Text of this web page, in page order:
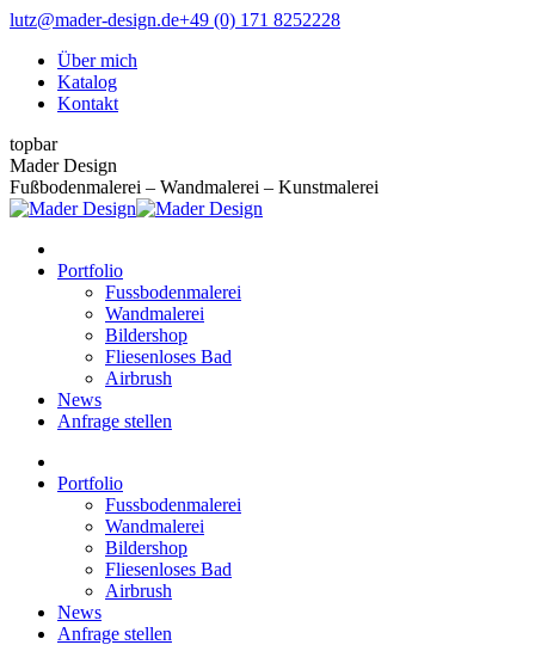
Zum
springen
lutz@mader-design.de+49 (0) 171 8252228
Über mich
Katalog
Kontakt
topbar
Instagram
page
opens
new
window
Pinterest
page
opens
new
window
Mader Design
Fußbodenmalerei – Wandmalerei – Kunstmalerei
Portfolio
Fussbodenmalerei
Wandmalerei
Bildershop
Fliesenloses Bad
Airbrush
News
Anfrage stellen
Portfolio
Fussbodenmalerei
Wandmalerei
Bildershop
Fliesenloses Bad
Airbrush
News
Anfrage stellen